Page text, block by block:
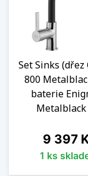
Set Sinks (dřez
800
baterie
Metalblack
Cena
9 397
1 ks